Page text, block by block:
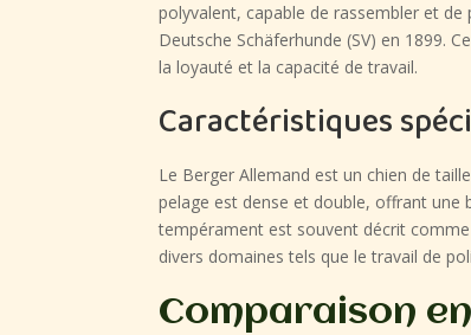
polyvalent, capable de rassembler et
Deutsche Schäferhunde (SV) en 1899.
la loyauté et la capacité de travail.
Caractéristiques
Le Berger Allemand est un chien de
pelage est dense et double, offrant une
tempérament est souvent décrit
divers domaines tels que le travail de
Comparaison